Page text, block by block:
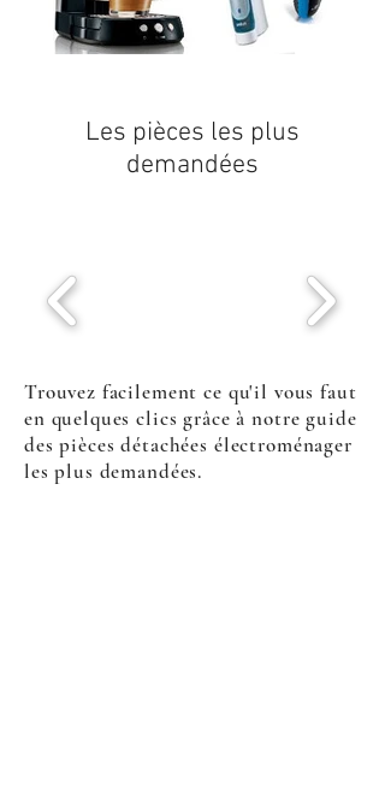
Les pièces les plus
demandées
Trouvez facilement ce qu'il vous faut
en quelques clics grâce à notre guide
des pièces détachées électroménager
les plus demandées.